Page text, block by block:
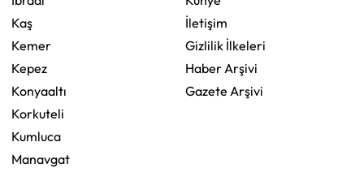
Kaş
Kemer
Kepez
Konyaaltı
Korkuteli
Kumluca
Manavgat
İletişim
Gizlilik İlkeleri
Haber Arşivi
Gazete Arşivi